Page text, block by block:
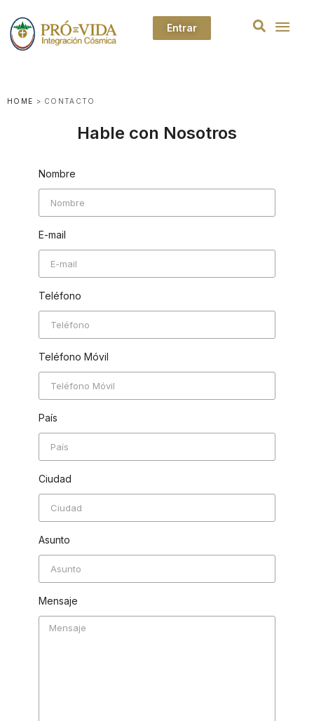
Entrar
HOME > CONTACTO
Hable con Nosotros
Nombre
E-mail
Teléfono
Teléfono Móvil
País
Ciudad
Asunto
Mensaje